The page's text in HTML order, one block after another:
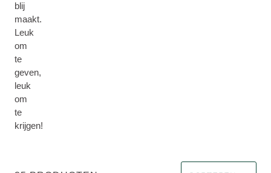
blij
maakt.
Leuk
om
te
geven,
leuk
om
te
krijgen!